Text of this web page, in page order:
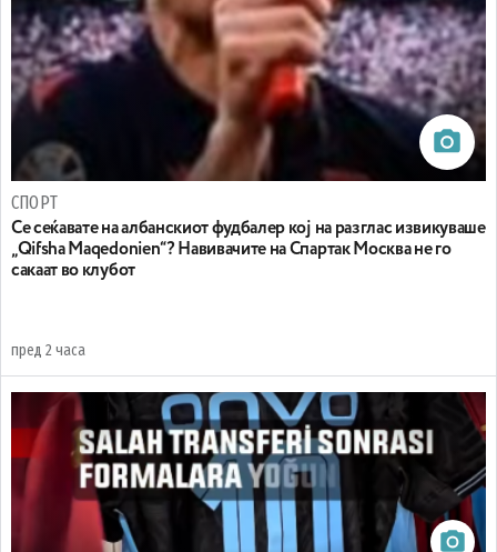
СПОРТ
Се сеќавате на албанскиот фудбалер кој на разглас извикуваше
„Qifsha Maqedonien“? Навивачите на Спартак Москва не го
сакаат во клубот
пред 2 часа